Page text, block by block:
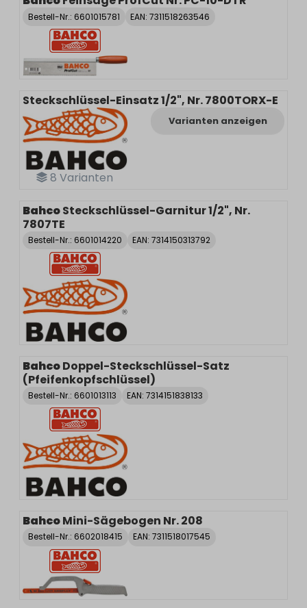
Bestell-Nr.: 6601015781 EAN: 7311518263546
8 Varianten
Steckschlüssel-Einsatz 1/2", Nr. 7800TORX-E
Varianten anzeigen
BahcoSteckschlüssel-Garnitur 1/2", Nr.
7807TE
Bestell-Nr.: 6601014220 EAN: 7314150313792
BahcoDoppel-Steckschlüssel-Satz
(Pfeifenkopfschlüssel)
Bestell-Nr.: 6601013113 EAN: 7314151838133
BahcoMini-Sägebogen Nr. 208
Bestell-Nr.: 6602018415 EAN: 7311518017545